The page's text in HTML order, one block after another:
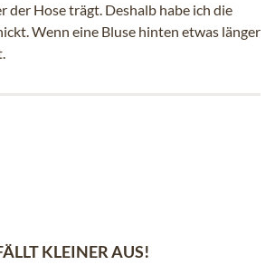
der Hose trägt. Deshalb habe ich die
Wenn eine Bluse hinten etwas länger
KLEINER AUS!